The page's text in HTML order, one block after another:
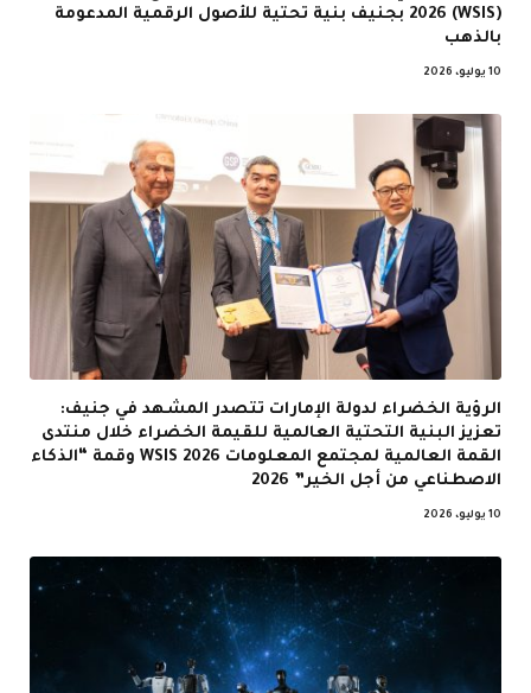
(WSIS) 2026 بجنيف بنية تحتية للأصول الرقمية المدعومة
بالذهب
10 يوليو، 2026
الرؤية الخضراء لدولة الإمارات تتصدر المشهد في جنيف:
تعزيز البنية التحتية العالمية للقيمة الخضراء خلال منتدى
القمة العالمية لمجتمع المعلومات WSIS 2026 وقمة “الذكاء
الاصطناعي من أجل الخير” 2026
10 يوليو، 2026